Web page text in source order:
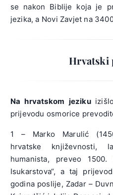
se nakon Biblije koja je
jezika, a Novi Zavjet na
Hrvatski
Na hrvatskom jeziku
prijevodu osmorice
1 – Marko Marulić
hrvatske književnosti,
humanista, preveo 1500.
Isukarstova“, a taj
godina poslije, Zadar –